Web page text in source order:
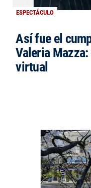
ESPECTÁCULO
Así fue el
Valeria
virtual